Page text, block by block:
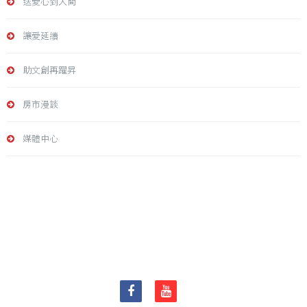
讓愛延續
助文創再躍昇
房市漫談
媒體中心